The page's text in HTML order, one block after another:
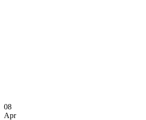
08
Apr